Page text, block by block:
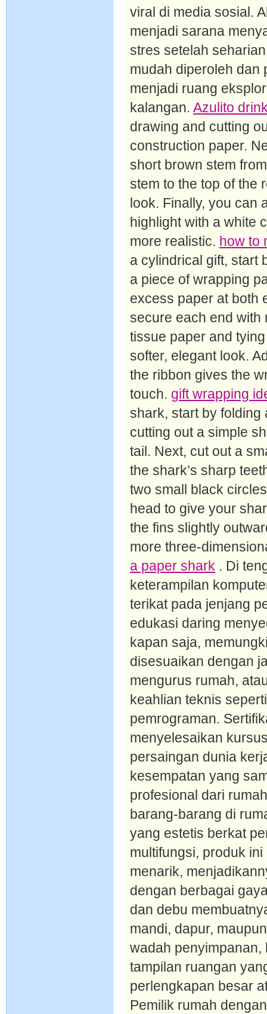
viral di media sosial.
menjadi sarana
stres setelah
mudah diperoleh dan
menjadi ruang
kalangan. Azulito
drawing and cutting
construction paper.
short brown stem
stem to the top of the
look. Finally, you can
highlight with a white
more realistic. how to
a cylindrical gift, start
a piece of wrapping
excess paper at both
secure each end with
tissue paper and
softer, elegant look.
the ribbon gives the
touch. gift wrapping
shark, start by folding
cutting out a simple
tail. Next, cut out a
the shark’s sharp
two small black
head to give your
the fins slightly
more three-
a paper shark . Di
keterampilan
terikat pada jenjang
edukasi daring
kapan saja,
disesuaikan dengan
mengurus rumah,
keahlian teknis
pemrograman.
menyelesaikan
persaingan dunia
kesempatan yang
profesional dari
barang-barang di
yang estetis berkat
multifungsi, produk
menarik,
dengan berbagai
dan debu
mandi, dapur,
wadah
tampilan ruangan
perlengkapan besar
Pemilik rumah